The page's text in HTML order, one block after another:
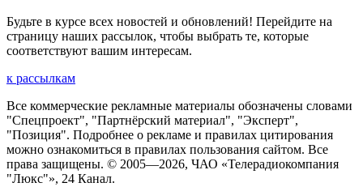
Будьте в курсе всех новостей и обновлений! Перейдите на
страницу наших рассылок, чтобы выбрать те, которые
соответствуют вашим интересам.
к рассылкам
Все коммерческие рекламные материалы обозначены словами
"Спецпроект", "Партнёрский материал", "Эксперт",
"Позиция". Подробнее о рекламе и правилах цитирования
можно ознакомиться в правилах пользования сайтом. Все
права защищены. © 2005—2026, ЧАО «Телерадиокомпания
"Люкс"», 24 Канал.